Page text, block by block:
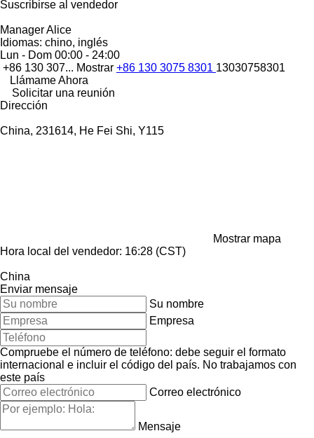
Suscribirse al vendedor
Manager Alice
Idiomas: chino, inglés
Lun - Dom 00:00 - 24:00
+86 130 307... Mostrar +86 130 3075 8301 13030758301
Llámame Ahora
Solicitar una reunión
Dirección
China, 231614, He Fei Shi, Y115
Mostrar mapa
Hora local del vendedor: 16:28 (CST)
China
Enviar mensaje
Su nombre
Empresa
Compruebe el número de teléfono: debe seguir el formato
internacional e incluir el código del país. No trabajamos con
este país
Correo electrónico
Mensaje